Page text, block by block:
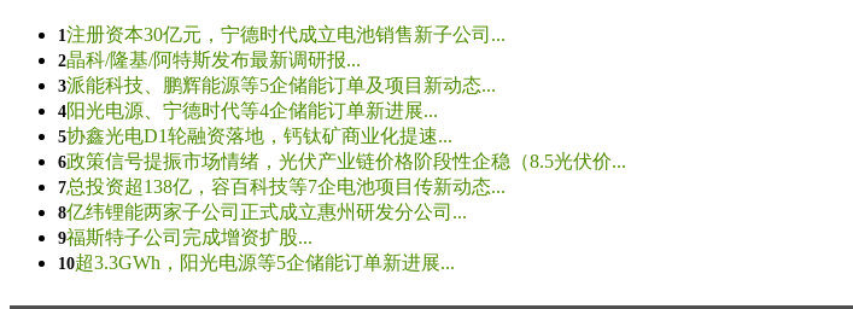
1注册资本30亿元，宁德时代成立电池销售新子公司...
2晶科/隆基/阿特斯发布最新调研报...
3派能科技、鹏辉能源等5企储能订单及项目新动态...
4阳光电源、宁德时代等4企储能订单新进展...
5协鑫光电D1轮融资落地，钙钛矿商业化提速...
6政策信号提振市场情绪，光伏产业链价格阶段性企稳（8.5光伏价...
7总投资超138亿，容百科技等7企电池项目传新动态...
8亿纬锂能两家子公司正式成立惠州研发分公司...
9福斯特子公司完成增资扩股...
10超3.3GWh，阳光电源等5企储能订单新进展...